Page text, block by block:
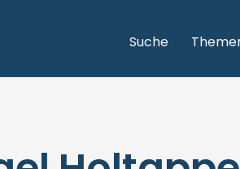
Suche